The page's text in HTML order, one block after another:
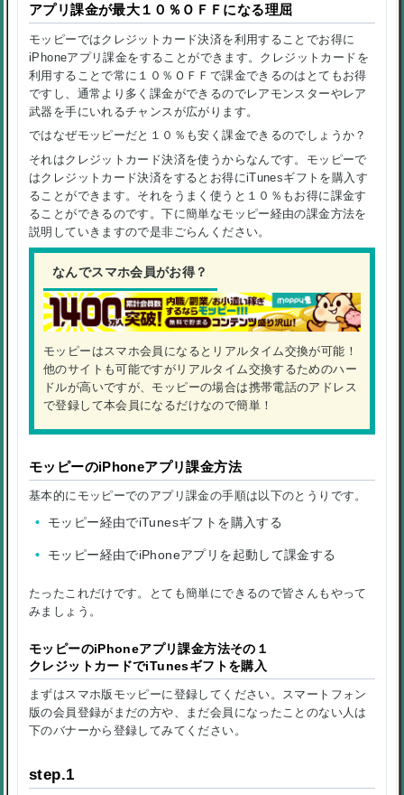
アプリ課金が最大１０％ＯＦＦになる理屈
モッピーではクレジットカード決済を利用することでお得に
iPhoneアプリ課金をすることができます。クレジットカードを
利用することで常に１０％ＯＦＦで課金できるのはとてもお得
ですし、通常より多く課金ができるのでレアモンスターやレア
武器を手にいれるチャンスが広がります。
ではなぜモッピーだと１０％も安く課金できるのでしょうか？
それはクレジットカード決済を使うからなんです。モッピーで
はクレジットカード決済をするとお得にiTunesギフトを購入す
ることができます。それをうまく使うと １０％もお得に課金す
ることができるのです。下に簡単なモッピー経由の課金方法を
説明していきますので是非ごらんください。
なんでスマホ会員がお得？
モッピーはスマホ会員になるとリアルタイム交換が可能！
他のサイトも可能ですがリアルタイム交換するためのハー
ドルが高いですが、モッピーの場合は携帯電話のアドレス
で登録して本会員になるだけなので簡単！
モッピーのiPhoneアプリ課金方法
基本的にモッピーでのアプリ課金の手順は以下のとうりです。
モッピー経由でiTunesギフトを購入する
モッピー経由でiPhoneアプリを起動して課金する
たったこれだけです。とても簡単にできるので皆さんもやって
みましょう。
モッピーのiPhoneアプリ課金方法その１
クレジットカードでiTunesギフトを購入
まずはスマホ版モッピーに登録してください。スマートフォン
版の会員登録がまだの方や、まだ会員になったことのない人は
下のバナーから登録してみてください。
step.1